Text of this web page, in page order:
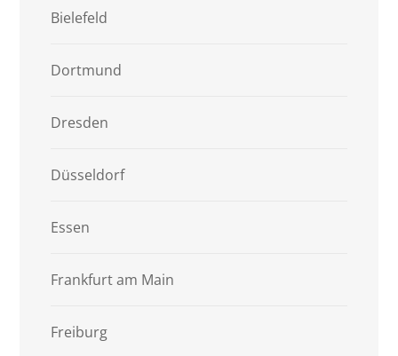
Bielefeld
Dortmund
Dresden
Düsseldorf
Essen
Frankfurt am Main
Freiburg